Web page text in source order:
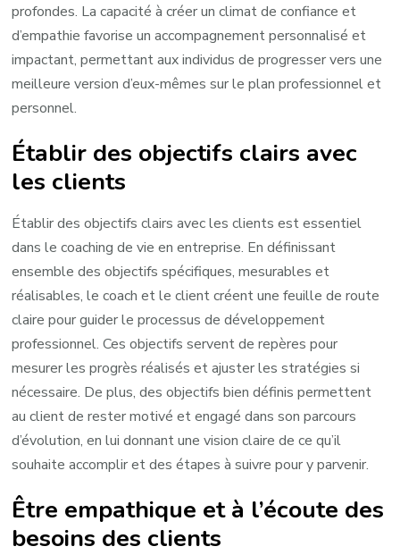
profondes. La capacité à créer un climat de confiance et
d’empathie favorise un accompagnement personnalisé et
impactant, permettant aux individus de progresser vers une
meilleure version d’eux-mêmes sur le plan professionnel et
personnel.
Établir des objectifs clairs avec
les clients
Établir des objectifs clairs avec les clients est essentiel
dans le coaching de vie en entreprise. En définissant
ensemble des objectifs spécifiques, mesurables et
réalisables, le coach et le client créent une feuille de route
claire pour guider le processus de développement
professionnel. Ces objectifs servent de repères pour
mesurer les progrès réalisés et ajuster les stratégies si
nécessaire. De plus, des objectifs bien définis permettent
au client de rester motivé et engagé dans son parcours
d’évolution, en lui donnant une vision claire de ce qu’il
souhaite accomplir et des étapes à suivre pour y parvenir.
Être empathique et à l’écoute des
besoins des clients